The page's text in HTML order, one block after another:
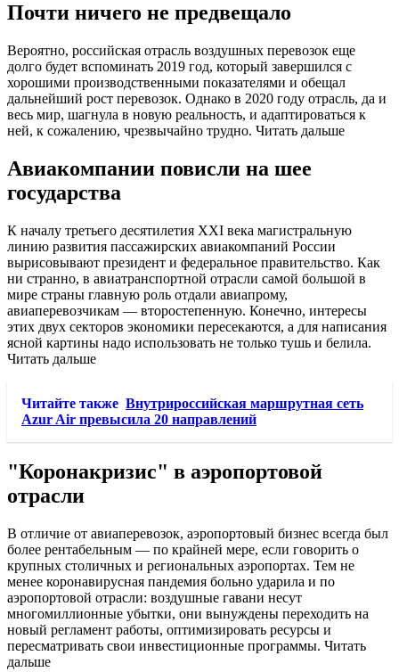
Почти ничего не предвещало
Вероятно, российская отрасль воздушных перевозок еще
долго будет вспоминать 2019 год, который завершился с
хорошими производственными показателями и обещал
дальнейший рост перевозок. Однако в 2020 году отрасль, да и
весь мир, шагнула в новую реальность, и адаптироваться к
ней, к сожалению, чрезвычайно трудно. Читать дальше
Авиакомпании повисли на шее
государства
К началу третьего десятилетия XXI века магистральную
линию развития пассажирских авиакомпаний России
вырисовывают президент и федеральное правительство. Как
ни странно, в авиатранспортной отрасли самой большой в
мире страны главную роль отдали авиапрому,
авиаперевозчикам — второстепенную. Конечно, интересы
этих двух секторов экономики пересекаются, а для написания
ясной картины надо использовать не только тушь и белила.
Читать дальше
Читайте также Внутрироссийская маршрутная сеть
Azur Air превысила 20 направлений
"Коронакризис" в аэропортовой
отрасли
В отличие от авиаперевозок, аэропортовый бизнес всегда был
более рентабельным — по крайней мере, если говорить о
крупных столичных и региональных аэропортах. Тем не
менее коронавирусная пандемия больно ударила и по
аэропортовой отрасли: воздушные гавани несут
многомиллионные убытки, они вынуждены переходить на
новый регламент работы, оптимизировать ресурсы и
пересматривать свои инвестиционные программы. Читать
дальше